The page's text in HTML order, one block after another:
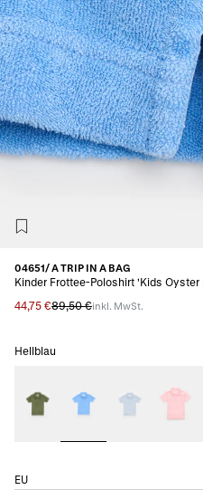
04651/ A TRIP IN A BAG
Kinder Frottee-Poloshirt 'Kids Oyster
44,75 €89,50 €inkl. MwSt.
Hellblau
EU